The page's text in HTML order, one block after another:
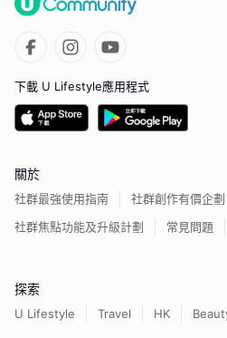
下載 U Lifestyle應用程式
關於
社群最強使用指南
社群創作有價企劃
社群焦點功能及升級計劃
常見問題
探索
U Lifestyle Travel HK